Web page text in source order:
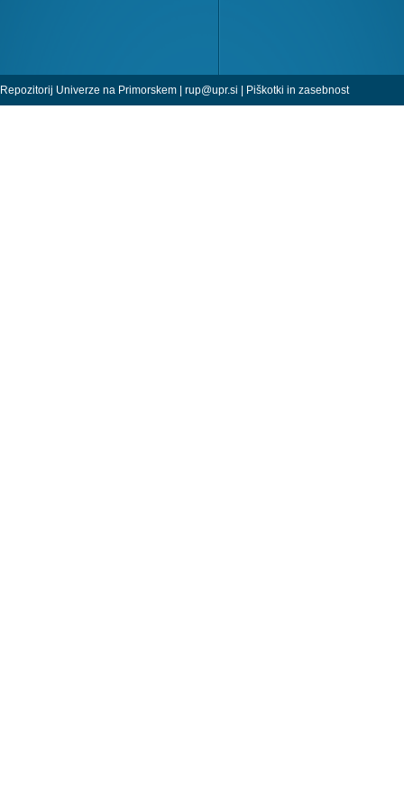
Repozitorij Univerze na Primorskem | rup@upr.si | Piškotki in zasebnost